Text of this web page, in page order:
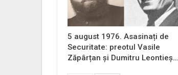
5 august 1976. Asasinați de
Securitate: preotul Vasile
Zăpârțan și Dumitru Leontieș…